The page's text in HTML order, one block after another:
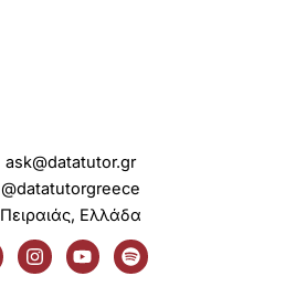
ask@datatutor.gr
@datatutorgreece
Πειραιάς, Ελλάδα
I
n
s
Y
o
u
S
p
o